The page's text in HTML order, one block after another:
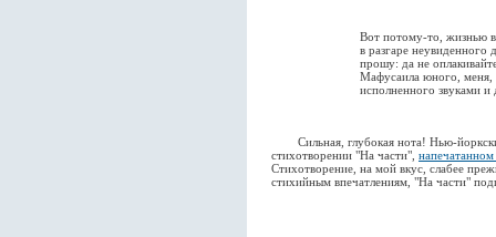
Вот потому-то, жизнью
в разгаре неувиденного
прошу: да не
Мафусаила юного, меня,
исполненного звуками и
Сильная, глубокая нота! Нью-
стихотворении "На части",
Стихотворение, на мой вкус, слабее
стихийным впечатлениям, "На части"